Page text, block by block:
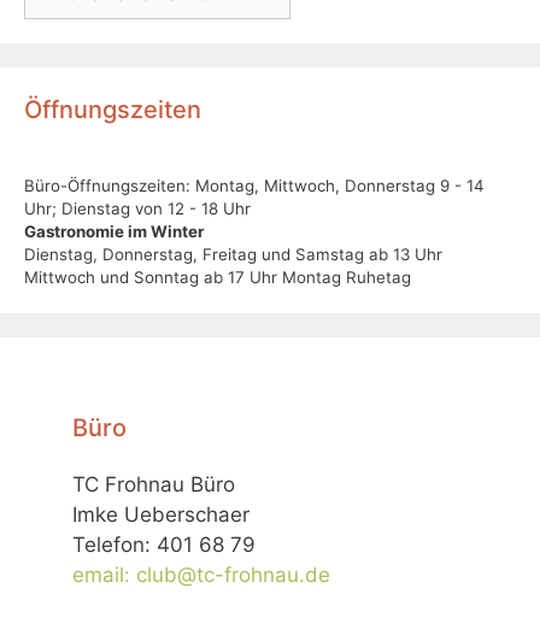
Öffnungszeiten
Büro-Öffnungszeiten: Montag, Mittwoch, Donnerstag 9 - 14
Uhr; Dienstag von 12 - 18 Uhr
Gastronomie im Winter
Dienstag, Donnerstag, Freitag und Samstag ab 13 Uhr
Mittwoch und Sonntag ab 17 Uhr Montag Ruhetag
Büro
TC Frohnau Büro
Imke Ueberschaer
Telefon: 401 68 79
email: club@tc-frohnau.de